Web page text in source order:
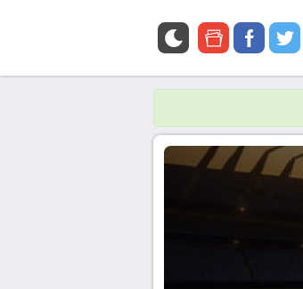
twitter
facebook
google